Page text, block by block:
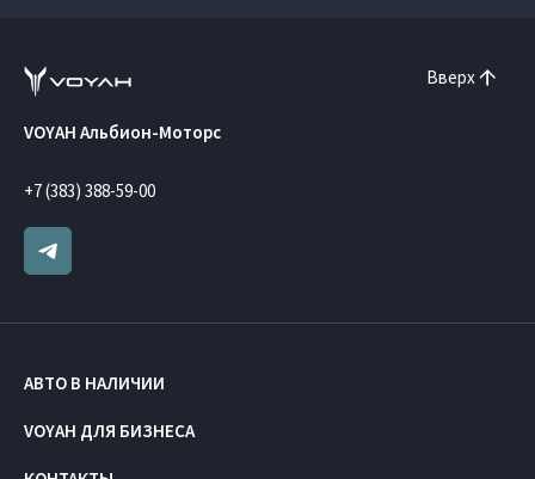
Вверх
VOYAH Альбион-Моторс
+7 (383) 388-59-00
АВТО В НАЛИЧИИ
VOYAH ДЛЯ БИЗНЕСА